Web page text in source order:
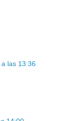
las 13:36